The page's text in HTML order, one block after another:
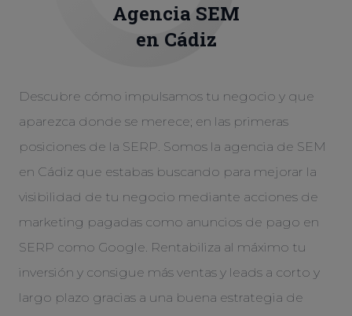
Agencia SEM
en Cádiz
Descubre cómo impulsamos tu negocio y que
aparezca donde se merece; en las primeras
posiciones de la SERP. Somos la agencia de SEM
en Cádiz que estabas buscando para mejorar la
visibilidad de tu negocio mediante acciones de
marketing pagadas como anuncios de pago en
SERP como Google. Rentabiliza al máximo tu
inversión y consigue más ventas y leads a corto y
largo plazo gracias a una buena estrategia de